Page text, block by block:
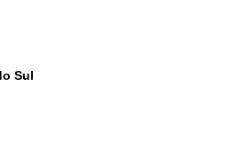
Sul